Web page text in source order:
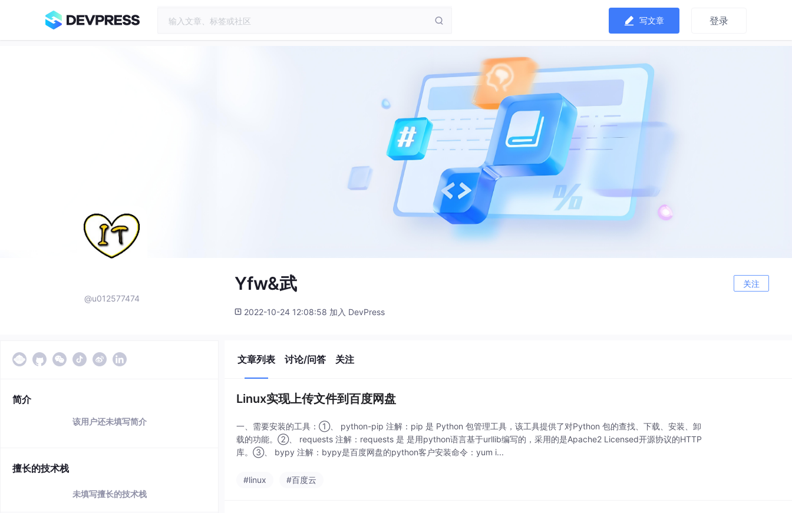
写文章 登录
@u012577474
Yfw&武 关注
2022-10-24 12:08:58 加入 DevPress
简介
该用户还未填写简介
擅长的技术栈
未填写擅长的技术栈
文章列表 讨论/问答 关注
Linux实现上传文件到百度网盘
一、需要安装的工具：①、 python-pip 注解：pip 是 Python 包管理工具，该工具提供了对Python 包的查找、下载、安装、卸
载的功能。②、 requests 注解：requests 是 是用python语言基于urllib编写的，采用的是Apache2 Licensed开源协议的HTTP
库。③、 bypy 注解：bypy是百度网盘的python客户安装命令：yum i...
#linux #百度云